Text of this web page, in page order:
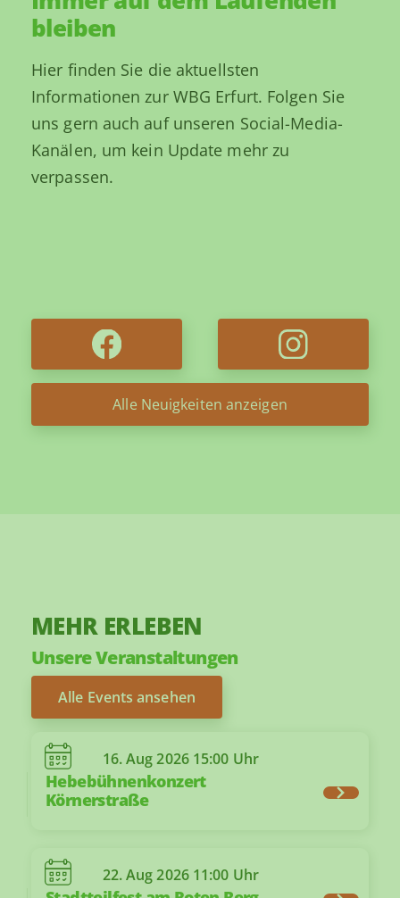
bleiben
Hier finden Sie die aktuellsten
Informationen zur WBG Erfurt. Folgen Sie
uns gern auch auf unseren Social-Media-
Kanälen, um kein Update mehr zu
verpassen.
03. Aug 2026
Das neue echo ist da –
31. Jul 2026
28. Jul 2026
Alle Neuigkeiten anzeigen
MEHR ERLEBEN
Unsere Veranstaltungen
Alle Events ansehen
16. Aug 2026 15:00 Uhr
Hebebühnenkonzert
Körnerstraße
22. Aug 2026 11:00 Uhr